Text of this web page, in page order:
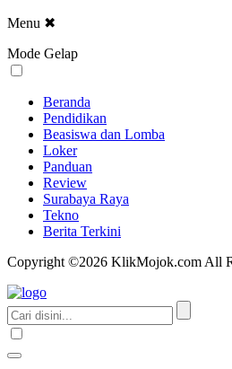
Menu ✖
Mode Gelap
Beranda
Pendidikan
Beasiswa dan Lomba
Loker
Panduan
Review
Surabaya Raya
Tekno
Berita Terkini
Copyright ©2026 KlikMojok.com All